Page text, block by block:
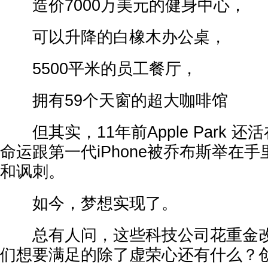
造价7000万美元的健身中心，
可以升降的白橡木办公桌，
5500平米的员工餐厅，
拥有59个天窗的超大咖啡馆
但其实，11年前Apple Park 还活
命运跟第一代iPhone被乔布斯举在手
和讽刺。
如今，梦想实现了。
总有人问，这些科技公司花重金
们想要满足的除了虚荣心还有什么？